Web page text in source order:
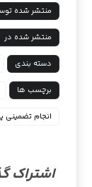
منتشر شده
منتشر شده در
دسته بندی
برچسب ها
انجام تضمینی